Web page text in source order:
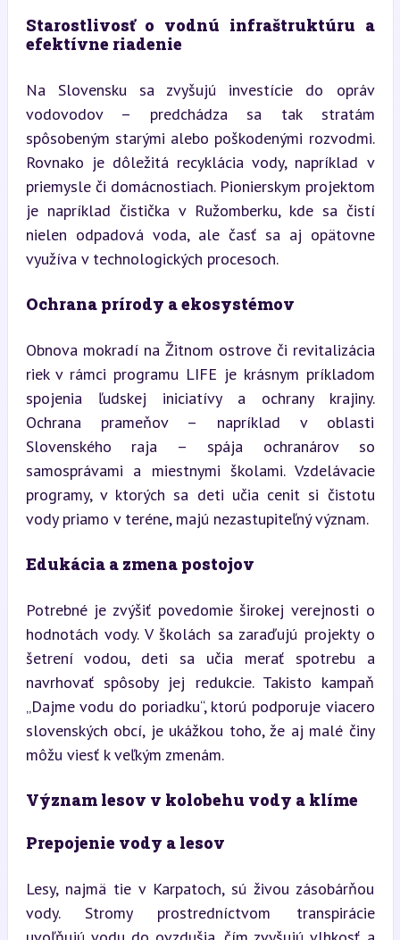
Starostlivosť o vodnú infraštruktúru a
efektívne riadenie
Na Slovensku sa zvyšujú investície do opráv
vodovodov – predchádza sa tak stratám
spôsobeným starými alebo poškodenými rozvodmi.
Rovnako je dôležitá recyklácia vody, napríklad v
priemysle či domácnostiach. Pionierskym projektom
je napríklad čistička v Ružomberku, kde sa čistí
nielen odpadová voda, ale časť sa aj opätovne
využíva v technologických procesoch.
Ochrana prírody a ekosystémov
Obnova mokradí na Žitnom ostrove či revitalizácia
riek v rámci programu LIFE je krásnym príkladom
spojenia ľudskej iniciatívy a ochrany krajiny.
Ochrana prameňov – napríklad v oblasti
Slovenského raja – spája ochranárov so
samosprávami a miestnymi školami. Vzdelávacie
programy, v ktorých sa deti učia cenit si čistotu
vody priamo v teréne, majú nezastupiteľný význam.
Edukácia a zmena postojov
Potrebné je zvýšiť povedomie širokej verejnosti o
hodnotách vody. V školách sa zaraďujú projekty o
šetrení vodou, deti sa učia merať spotrebu a
navrhovať spôsoby jej redukcie. Takisto kampaň
„Dajme vodu do poriadku“, ktorú podporuje viacero
slovenských obcí, je ukážkou toho, že aj malé činy
môžu viesť k veľkým zmenám.
Význam lesov v kolobehu vody a klíme
Prepojenie vody a lesov
Lesy, najmä tie v Karpatoch, sú živou zásobárňou
vody. Stromy prostredníctvom transpirácie